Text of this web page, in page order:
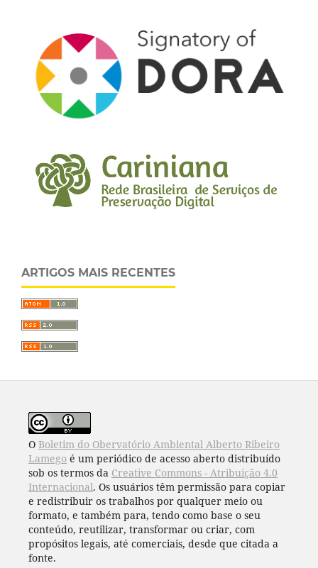
ARTIGOS MAIS RECENTES
O Boletim do Obervatório Ambiental Alberto Ribeiro
Lamego é um periódico de acesso aberto distribuído
sob os termos da Creative Commons - Atribuição 4.0
Internacional. Os usuários têm permissão para copiar
e redistribuir os trabalhos por qualquer meio ou
formato, e também para, tendo como base o seu
conteúdo, reutilizar, transformar ou criar, com
propósitos legais, até comerciais, desde que citada a
fonte.